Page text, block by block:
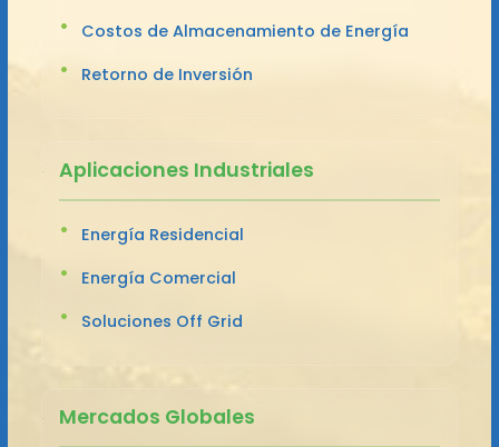
Costos de Almacenamiento de Energía
Retorno de Inversión
Aplicaciones Industriales
Energía Residencial
Energía Comercial
Soluciones Off Grid
Mercados Globales